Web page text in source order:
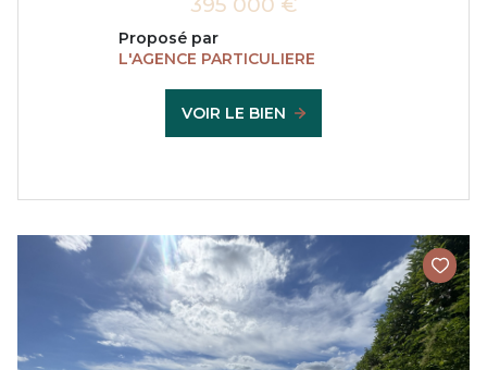
395 000 €
Proposé par
L'AGENCE PARTICULIERE
VOIR LE BIEN